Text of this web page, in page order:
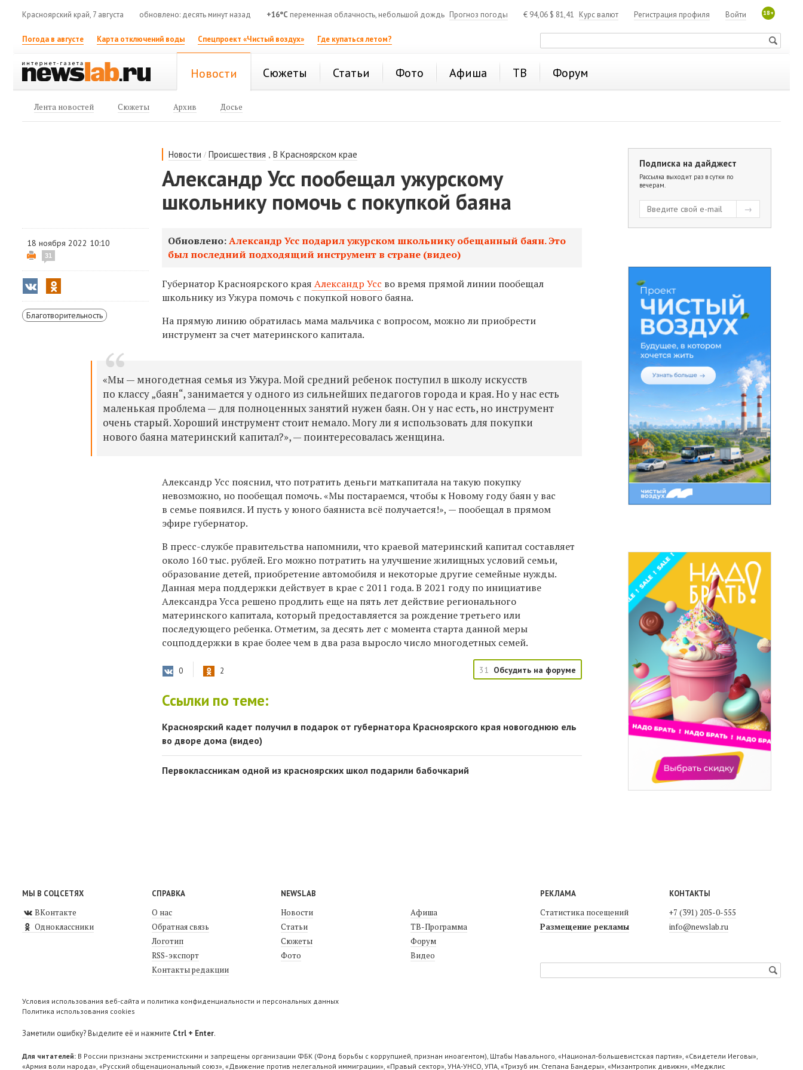
Красноярский край, 7 августа обновлено: десять минут назад +16°C переменная облачность, небольшой дождь Прогноз погоды € 94,06 $ 81,41 Курс валют 18+
Войти
Регистрация профиля
Погода в августе Карта отключений воды Спецпроект «Чистый воздух» Где купаться летом?
Новости Сюжеты Статьи Фото Афиша ТВ Форум
Лента новостей Сюжеты Архив Досье
Новости /Происшествия ,В Красноярском крае
Александр Усс пообещал ужурскому
школьнику помочь с покупкой баяна
18 ноября 2022 10:10
31
Благотворительность
Обновлено:Александр Усс подарил ужурском школьнику обещанный баян. Это
был последний подходящий инструмент в стране (видео)
Губернатор Красноярского края Александр Усс во время прямой линии пообещал
школьнику из Ужура помочь с покупкой нового баяна.
На прямую линию обратилась мама мальчика с вопросом, можно ли приобрести
инструмент за счет материнского капитала.
«Мы — многодетная семья из Ужура. Мой средний ребенок поступил в школу искусств
по классу „баян“, занимается у одного из сильнейших педагогов города и края. Но у нас есть
маленькая проблема — для полноценных занятий нужен баян. Он у нас есть, но инструмент
очень старый. Хороший инструмент стоит немало. Могу ли я использовать для покупки
нового баяна материнский капитал?», — поинтересовалась женщина.
Александр Усс пояснил, что потратить деньги маткапитала на такую покупку
невозможно, но пообещал помочь. «Мы постараемся, чтобы к Новому году баян у вас
в семье появился. И пусть у юного баяниста всё получается!», — пообещал в прямом
эфире губернатор.
В пресс-службе правительства напомнили, что краевой материнский капитал составляет
около 160 тыс. рублей. Его можно потратить на улучшение жилищных условий семьи,
образование детей, приобретение автомобиля и некоторые другие семейные нужды.
Данная мера поддержки действует в крае с 2011 года. В 2021 году по инициативе
Александра Усса решено продлить еще на пять лет действие регионального
материнского капитала, который предоставляется за рождение третьего или
последующего ребенка. Отметим, за десять лет с момента старта данной меры
соцподдержки в крае более чем в два раза выросло число многодетных семей.
0 2 31 Обсудить на форуме
Ссылки по теме:
Красноярский кадет получил в подарок от губернатора Красноярского края новогоднюю ель
во дворе дома (видео)
Первоклассникам одной из красноярских школ подарили бабочкарий
Подписка на дайджест
Рассылка выходит раз в сутки по
вечерам.
МЫ В СОЦСЕТЯХ
ВКонтакте
Одноклассники
СПРАВКА
О нас
Обратная связь
Логотип
RSS-экспорт
Контакты редакции
NEWSLAB
Новости
Статьи
Сюжеты
Фото
Афиша
ТВ-Программа
Форум
Видео
РЕКЛАМА
Статистика посещений
Размещение рекламы
КОНТАКТЫ
+7 (391) 205-0-555
info@newslab.ru
Условия использования веб-сайта и политика конфиденциальности и персональных данных
Политика использования cookies
Заметили ошибку? Выделите её и нажмите Ctrl + Enter.
Для читателей: В России признаны экстремистскими и запрещены организации ФБК (Фонд борьбы с коррупцией, признан иноагентом), Штабы Навального, «Национал-большевистская партия», «Свидетели Иеговы»,
«Армия воли народа», «Русский общенациональный союз», «Движение против нелегальной иммиграции», «Правый сектор», УНА-УНСО, УПА, «Тризуб им. Степана Бандеры», «Мизантропик дивижн», «Меджлис